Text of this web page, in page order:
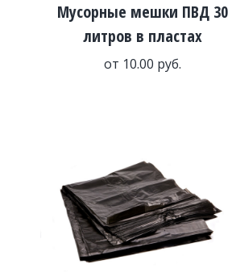
Мусорные мешки ПВД 30
литров в пластах
от 10.00 руб.